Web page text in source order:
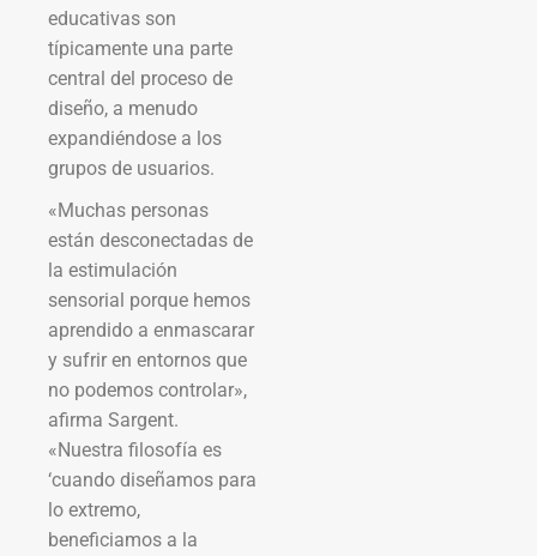
educativas son
típicamente una parte
central del proceso de
diseño, a menudo
expandiéndose a los
grupos de usuarios.
«Muchas personas
están desconectadas de
la estimulación
sensorial porque hemos
aprendido a enmascarar
y sufrir en entornos que
no podemos controlar»,
afirma Sargent.
«Nuestra filosofía es
‘cuando diseñamos para
lo extremo,
beneficiamos a la